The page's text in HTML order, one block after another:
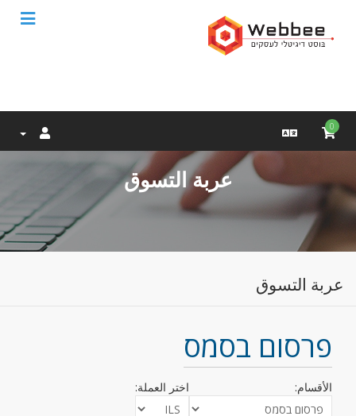
0
عربة التسوق
عربة التسوق
פרסום בסמס
الأقسام: اختر العملة: